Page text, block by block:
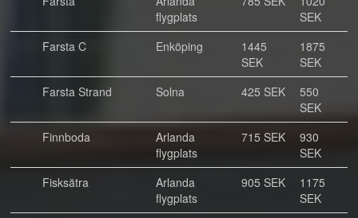
flygplats
SEK
Farsta C
Enköping
1445
SEK
1875
SEK
Farsta Strand
Solna 425 SEK
550
SEK
Finnboda
Arlanda
flygplats
715 SEK
930
SEK
Fisksätra
Arlanda
flygplats
905 SEK
1175
SEK